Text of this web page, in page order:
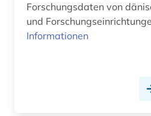
haus (1)
holberg, ludvig | historiker; schriftsteller;
Forschungsdaten von
und
Informationen